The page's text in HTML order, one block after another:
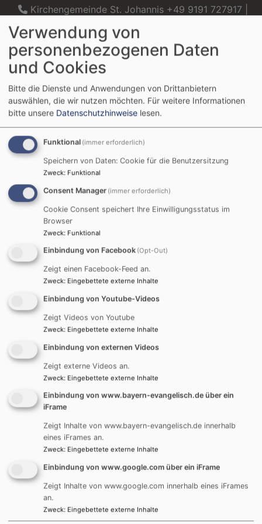
Direkt
Inhalt
Kirchengemeinde St. Johannis +49 9191 727917 |
Kirchengemeinde Christuskirche +49 9191 2145
Evangelisch in Forchheim
Kirchengemeinde Forchheim St. Johannis und Kirchengemeinde Forchheim
Christuskirche
Hauptnavigation
Newsletter-
Anmeldung
Möchten Sie unseren Newsletter erhalten?
Ihre E-Mail* :
Hauptnavigation
St. Johannis
Christuskirche
Fußbereichsmenü
Kontakt
Verwendung von
personenbezogenen Daten
und Cookies
Bitte die Dienste und Anwendungen von Drittanbietern
auswählen, die wir nutzen möchten. Für weitere Informationen
bitte unsere Datenschutzhinweise lesen.
Funktional (immer erforderlich)
Speichern von Daten: Cookie für die Benutzersitzung
Zweck: Funktional
Consent Manager (immer erforderlich)
Cookie Consent speichert Ihre Einwilligungsstatus im
Browser
Zweck: Funktional
Einbindung von Facebook (Opt-Out)
Zeigt einen Facebook-Feed an.
Zweck: Eingebettete externe Inhalte
Einbindung von Youtube-Videos
Zeigt Videos von Youtube
Zweck: Eingebettete externe Inhalte
Einbindung von externen Videos
Zeigt externe Videos an.
Zweck: Eingebettete externe Inhalte
Einbindung von www.bayern-evangelisch.de über ein
iFrame
Zeigt Inhalte von www.bayern-evangelisch.de innerhalb
eines iFrames an.
Zweck: Eingebettete externe Inhalte
Einbindung von www.google.com über ein iFrame
Zeigt Inhalte von www.google.com innerhalb eines iFrames
an.
Zweck: Eingebettete externe Inhalte